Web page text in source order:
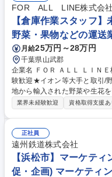
画推進 ◆社内関連部門（製造
渉 募集職種 【物流戦略企画/兵庫(尼崎)】世界的な昇降機メーカー『FUJIT
EC』
FOR ALL LINE株式会社
【倉庫作業スタッフ
野菜・果物などの運送
月給25万円～28万円
千葉県山武郡
企業名 ＦＯＲ ＡＬＬ ＬＩＮＥ株式会社 求人名 【倉庫作
験歓迎★イオン等大手と取引/野菜・果物
地から輸入された野菜や生花
送までワンストップで提供する
トの免許など必要な資格は会
も安心してご応募ください！ 【変更
庫作業スタッフ】未経験歓迎
業
業界未経験歓迎 資格取得支援あ
正社員
遠州鉄道株式会社
【浜松市】マーケテ
促・企画) マーケティ